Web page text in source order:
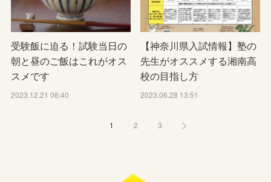
受験飯に迫る！試験当日の
朝と昼のご飯はこれがオス
スメです
2023.12.21 06:40
【神奈川県入試情報】塾の
先生がオススメする湘南高
校の目指し方
2023.06.28 13:51
1 2 3